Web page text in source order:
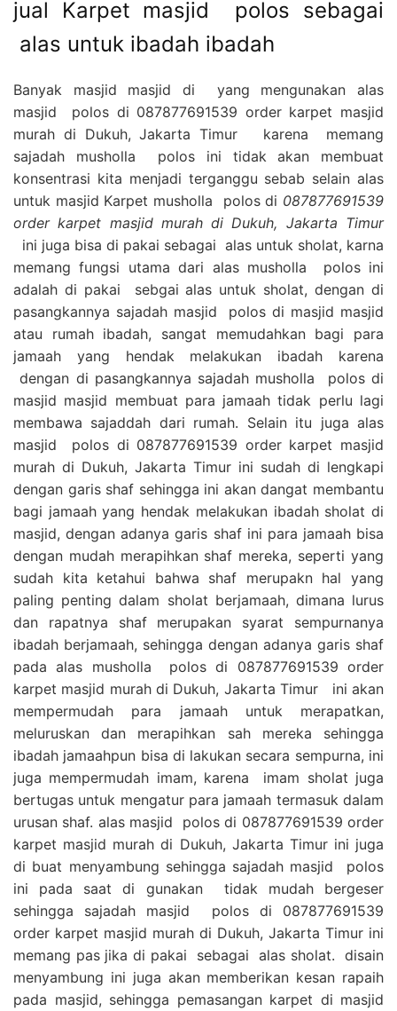
jual Karpet masjid polos sebagai
alas untuk ibadah ibadah
Banyak masjid masjid di yang mengunakan alas
masjid polos di 087877691539 order karpet masjid
murah di Dukuh, Jakarta Timur karena memang
sajadah musholla polos ini tidak akan membuat
konsentrasi kita menjadi terganggu sebab selain alas
untuk masjid Karpet musholla polos di 087877691539
order karpet masjid murah di Dukuh, Jakarta Timur
ini juga bisa di pakai sebagai alas untuk sholat, karna
memang fungsi utama dari alas musholla polos ini
adalah di pakai sebgai alas untuk sholat, dengan di
pasangkannya sajadah masjid polos di masjid masjid
atau rumah ibadah, sangat memudahkan bagi para
jamaah yang hendak melakukan ibadah karena
dengan di pasangkannya sajadah musholla polos di
masjid masjid membuat para jamaah tidak perlu lagi
membawa sajaddah dari rumah. Selain itu juga alas
masjid polos di 087877691539 order karpet masjid
murah di Dukuh, Jakarta Timur ini sudah di lengkapi
dengan garis shaf sehingga ini akan dangat membantu
bagi jamaah yang hendak melakukan ibadah sholat di
masjid, dengan adanya garis shaf ini para jamaah bisa
dengan mudah merapihkan shaf mereka, seperti yang
sudah kita ketahui bahwa shaf merupakn hal yang
paling penting dalam sholat berjamaah, dimana lurus
dan rapatnya shaf merupakan syarat sempurnanya
ibadah berjamaah, sehingga dengan adanya garis shaf
pada alas musholla polos di 087877691539 order
karpet masjid murah di Dukuh, Jakarta Timur ini akan
mempermudah para jamaah untuk merapatkan,
meluruskan dan merapihkan sah mereka sehingga
ibadah jamaahpun bisa di lakukan secara sempurna, ini
juga mempermudah imam, karena imam sholat juga
bertugas untuk mengatur para jamaah termasuk dalam
urusan shaf. alas masjid polos di 087877691539 order
karpet masjid murah di Dukuh, Jakarta Timur ini juga
di buat menyambung sehingga sajadah masjid polos
ini pada saat di gunakan tidak mudah bergeser
sehingga sajadah masjid polos di 087877691539
order karpet masjid murah di Dukuh, Jakarta Timur ini
memang pas jika di pakai sebagai alas sholat. disain
menyambung ini juga akan memberikan kesan rapaih
pada masjid, sehingga pemasangan karpet di masjid